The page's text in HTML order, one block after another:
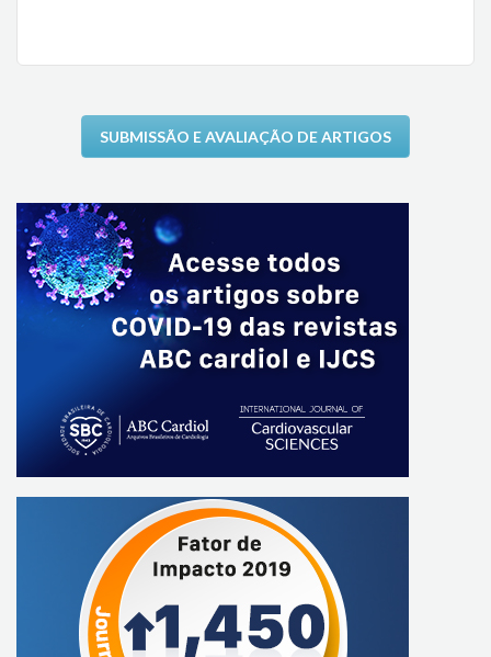
SUBMISSÃO E AVALIAÇÃO DE ARTIGOS